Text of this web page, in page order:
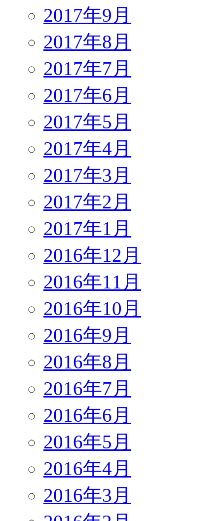
2017年9月
2017年8月
2017年7月
2017年6月
2017年5月
2017年4月
2017年3月
2017年2月
2017年1月
2016年12月
2016年11月
2016年10月
2016年9月
2016年8月
2016年7月
2016年6月
2016年5月
2016年4月
2016年3月